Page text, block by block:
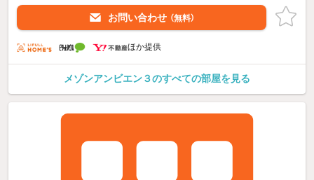
お問い合わせ （無料）
ほか提供
メゾンアンビエン３のすべての部屋を見る